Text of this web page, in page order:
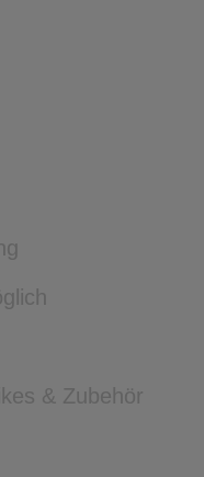
& Zubehör